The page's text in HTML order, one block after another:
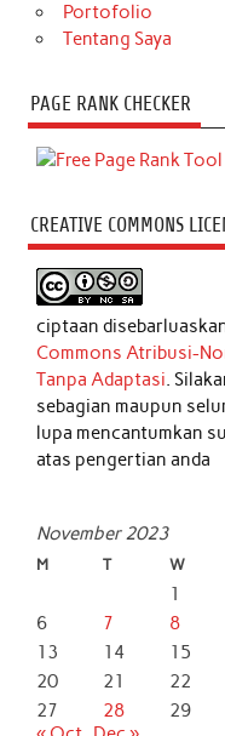
Portofolio
Tentang Saya
PAGE RANK CHECKER
CREATIVE COMMONS
ciptaan
Commons Atribusi-
Tanpa Adaptasi.
sebagian maupun
lupa mencantumkan
atas pengertian anda
November 2023
M T W
1
6
7 8
13
14 15
20
21 22
27
28 29